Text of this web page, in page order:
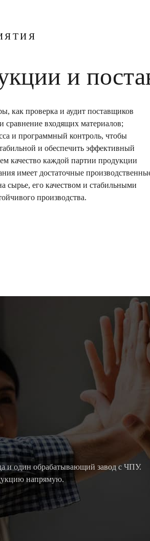
и
как проверка и аудит поставщиков
сравнение входящих материалов;
и программный контроль, чтобы
и обеспечить эффективный
качество каждой партии продукции
имеет достаточные
сырье, его качеством и стабильными
производства.
и один обрабатывающий завод с ЧПУ.
напрямую.